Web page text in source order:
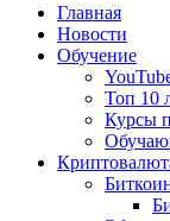
Главная
Новости
Обучение
Топ 10
Курсы